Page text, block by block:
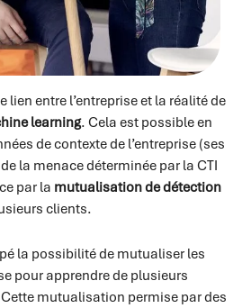
lien entre l’entreprise et la réalité de
learning. Cela est possible en
de contexte de l’entreprise (ses
la menace déterminée par la CTI
par la mutualisation de détection
clients.
la possibilité de mutualiser les
pour apprendre de plusieurs
mutualisation permise par des